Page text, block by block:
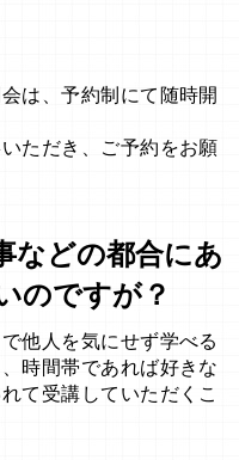
は、予約制にて随時開
ただき、ご予約をお願
などの都合にあ
のですが？
他人を気にせず学べる
時間帯であれば好きな
て受講していただくこ